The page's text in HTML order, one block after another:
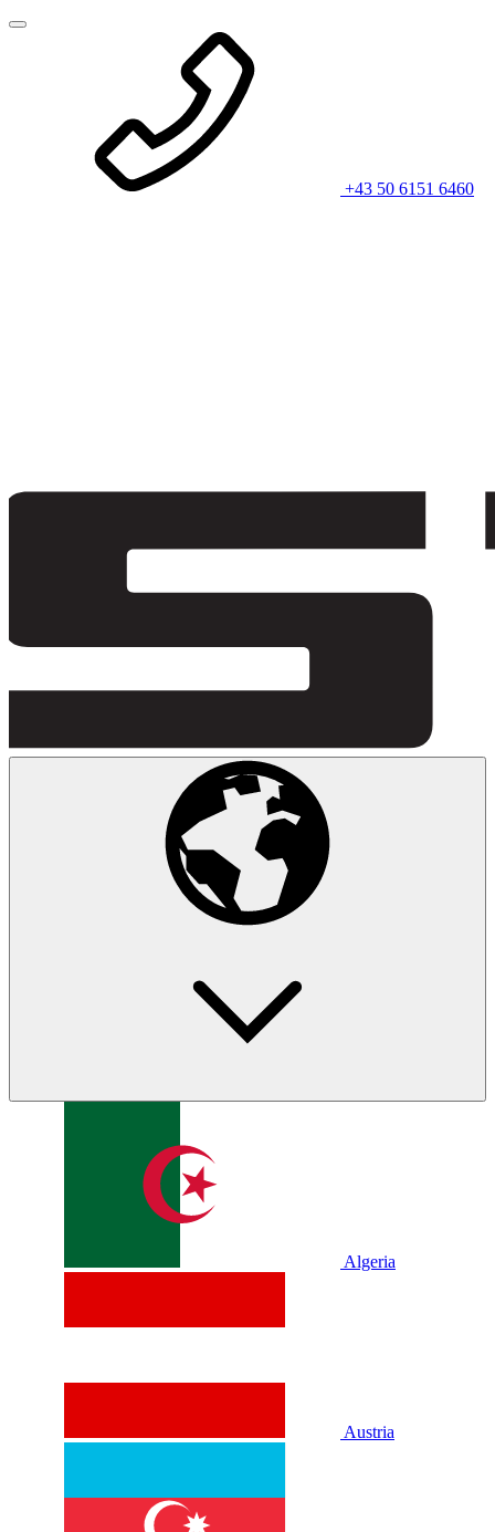
+43 50 6151 6460
Algeria
Austria